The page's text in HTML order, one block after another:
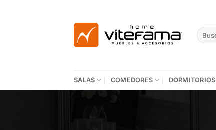
Buscar
por:
SALAS COMEDORES DORMITORIOS